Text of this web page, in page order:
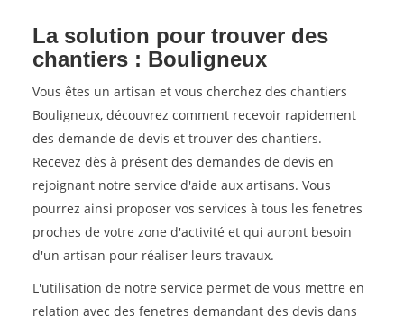
La solution pour trouver des
chantiers : Bouligneux
Vous êtes un artisan et vous cherchez des chantiers
Bouligneux, découvrez comment recevoir rapidement
des demande de devis et trouver des chantiers.
Recevez dès à présent des demandes de devis en
rejoignant notre service d'aide aux artisans. Vous
pourrez ainsi proposer vos services à tous les fenetres
proches de votre zone d'activité et qui auront besoin
d'un artisan pour réaliser leurs travaux.
L'utilisation de notre service permet de vous mettre en
relation avec des fenetres demandant des devis dans